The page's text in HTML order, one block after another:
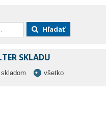
Hľadať
SKLADU
skladom všetko